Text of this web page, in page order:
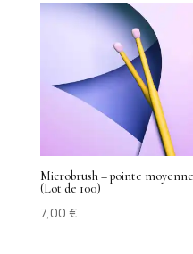
Microbrush – pointe moyenne
(Lot de 100)
7,00 €